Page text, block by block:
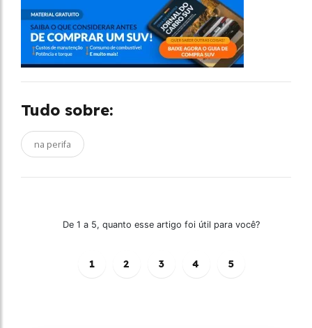
Tudo sobre:
na perifa
De 1 a 5, quanto esse artigo foi útil para você?
1 2 3 4 5